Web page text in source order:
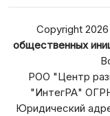
Copyright
общественных
РОО "Центр
"ИнтегРА"
Юридический